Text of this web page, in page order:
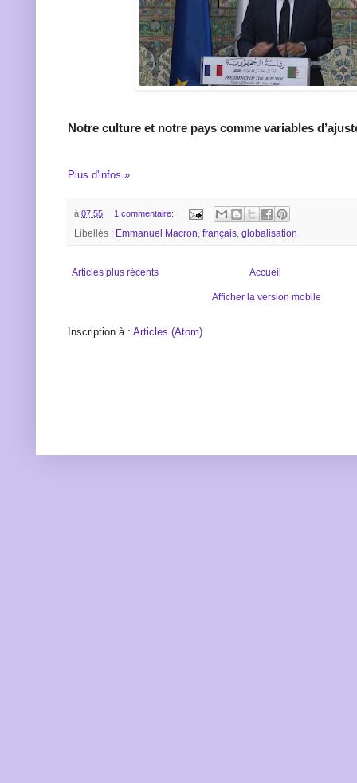
Notre culture et notre pays comme variables
Plus d'infos »
à 07:55 1 commentaire:
Libellés : Emmanuel Macron, français, globalisation
Articles plus récents Accueil
Afficher la version mobile
Inscription à : Articles (Atom)